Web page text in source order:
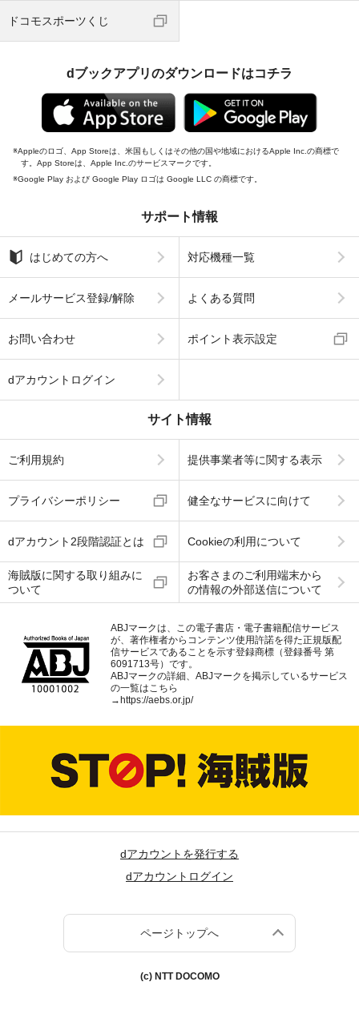
ドコモスポーツくじ
dブックアプリのダウンロードはコチラ
Appleのロゴ、App Storeは、米国もしくはその他の国や地域におけるApple Inc.の商標で
す。App Storeは、Apple Inc.のサービスマークです。
Google Play および Google Play ロゴは Google LLC の商標です。
サポート情報
はじめての方へ 対応機種一覧
メールサービス登録/解除 よくある質問
お問い合わせ ポイント表示設定
dアカウントログイン
サイト情報
ご利用規約 提供事業者等に関する表示
プライバシーポリシー 健全なサービスに向けて
dアカウント2段階認証とは Cookieの利用について
海賊版に関する取り組みに
ついて
お客さまのご利用端末から
の情報の外部送信について
ABJマークは、この電子書店・電子書籍配信サービス
が、著作権者からコンテンツ使用許諾を得た正規版配
信サービスであることを示す登録商標（登録番号 第
6091713号）です。
ABJマークの詳細、ABJマークを掲示しているサービス
の一覧はこちら
→ https://aebs.or.jp/
dアカウントを発行する
dアカウントログイン
ページトップへ
(c) NTT DOCOMO